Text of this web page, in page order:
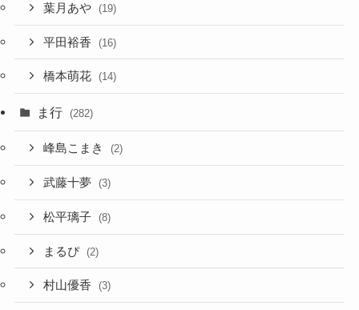
葉月あや (19)
平田裕香 (16)
橋本萌花 (14)
ま行 (282)
峰島こまき (2)
武藤十夢 (3)
松平璃子 (8)
まるぴ (2)
村山優香 (3)